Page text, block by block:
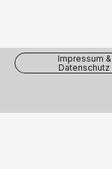
Impressum &
Datenschutz